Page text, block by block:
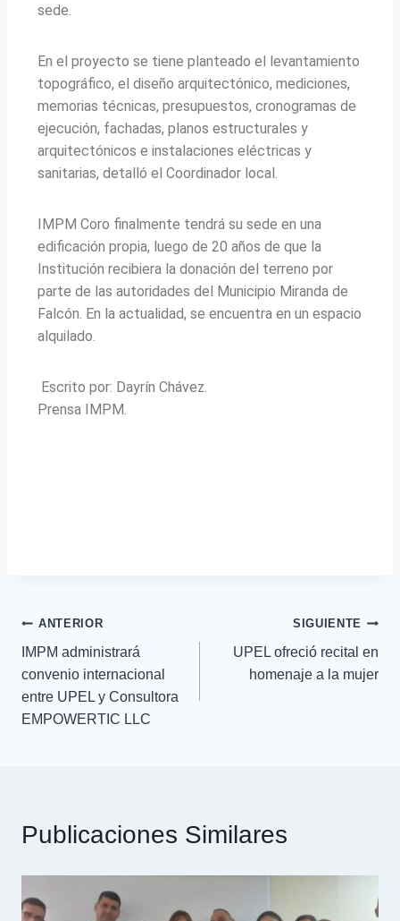
sede.
En el proyecto se tiene planteado el levantamiento
topográfico, el diseño arquitectónico, mediciones,
memorias técnicas, presupuestos, cronogramas de
ejecución, fachadas, planos estructurales y
arquitectónicos e instalaciones eléctricas y
sanitarias, detalló el Coordinador local.
IMPM Coro finalmente tendrá su sede en una
edificación propia, luego de 20 años de que la
Institución recibiera la donación del terreno por
parte de las autoridades del Municipio Miranda de
Falcón. En la actualidad, se encuentra en un espacio
alquilado.
Escrito por: Dayrín Chávez.
Prensa IMPM.
ANTERIOR
IMPM administrará
convenio internacional
entre UPEL y Consultora
EMPOWERTIC LLC
SIGUIENTE
UPEL ofreció recital en
homenaje a la mujer
Publicaciones Similares